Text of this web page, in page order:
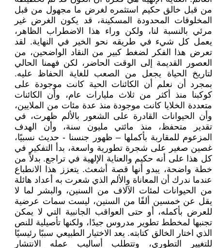
من قبل خالق حكيم استثمره لغرض ما مجهول من قبل
المخلوقات المحدودة المسكينة، قد يكون الغرض غير
مرئي بالنسبة لنا، ولكن وراء هذا الاضطراب الظاهر،
يعمل كل شيء في طريقه نحو الخير في النهاية. لقد
تعرض هذا الفكر لضغط كبير من النقاد الواضحين، من
العصور القديمة إلى الوقت الحاضر، لكن فهمنا الحالي
لتاريخ الحياة يجعل من الصعب للغاية الحفاظ عليه.
بمجرد أن نعلم أن الكائنات الحية كانت موجودة على
كوكبنا منذ أكثر من ثلاث مليارات عام، وأن الكائنات
متعددة الخلايا كانت موجودة منذ عدة مئات من الملايين،
وأن الحيوانات القادرة على الشعور بالألم ظهرت، في
تقدير متحفظ، منذ مائتي مليون سنة، وأن الهدف
المزعوم للمقاربة بأكملها – ظهور جنسنا - حديث نسبيًا،
غصين صغير على شجرة تطورية واسعة، بدأ التفكير في
كل هذا على أنه حكيم والعناية الإلهية في تراجع. بدلاً من
خطة واضحة، يبدو أنها قصة أشعث. يتعزز هذا الانطباع
عندما ندرك أن المعاناة والألم الذي شعرت به أعداد هائلة
من الحيوانات لمئات الآلاف من السنين، والبشر لما لا
يقل عن خمسين ألفًا من السنين، ليست سمات عرضية
للعرض بأكمله، أو حتى العواقب الجانبية التي لا يمكن
تجنبها لمخطط تطوير مدروس جيدًا، ولكنها تأصيلية للنص
الذي اختار الخالق كتابته. يعد الاختيار الطبيعي سببًا رئيسيًا
للتغيير التطوري، وتتطلب أساليب عمله الانتشار